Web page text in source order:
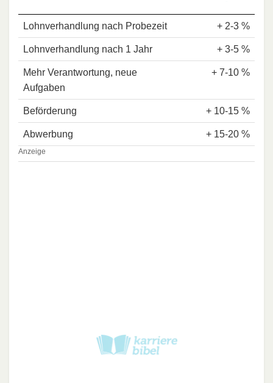
Lohnverhandlung nach Probezeit + 2-3 %
Lohnverhandlung nach 1 Jahr + 3-5 %
Mehr Verantwortung, neue
Aufgaben
+ 7-10 %
Beförderung + 10-15 %
Abwerbung + 15-20 %
Anzeige